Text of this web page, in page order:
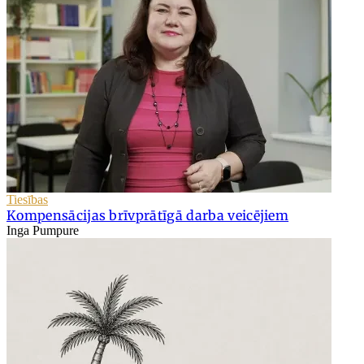
Tiesības
Kompensācijas brīvprātīgā darba veicējiem
Inga Pumpure